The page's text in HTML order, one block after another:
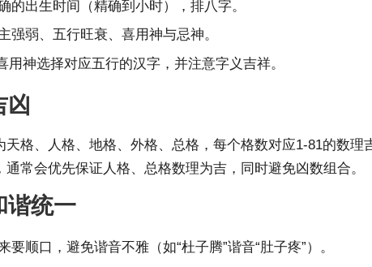
的出生时间（精确到小时），排八字。
强弱、五行旺衰、喜用神与忌神。
用神选择对应五行的汉字，并注意字义吉祥。
凶
格、人格、地格、外格、总格，每个格数对应1-81的数理
常会优先保证人格、总格数理为吉，同时避免凶数组合。
谐统一
要顺口，避免谐音不雅（如“杜子腾”谐音“肚子疼”）。